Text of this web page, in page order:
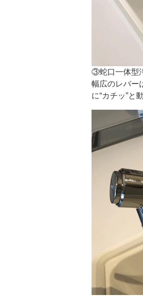
③蛇口一体型
幅広のレバー
に“カチッ”と